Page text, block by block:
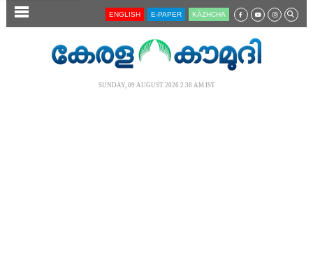
SECTIONS ENGLISH E-PAPER KĀZHCHA
SUNDAY, 09 AUGUST 2026 2.38 AM IST